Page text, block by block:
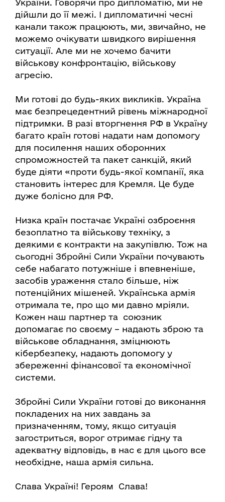
України. Говорячи про дипломатію, ми не
дійшли до її межі. І дипломатичні чесні
канали також працюють, ми, звичайно, не
можемо очікувати швидкого вирішення
ситуації. Але ми не хочемо бачити
військову конфронтацію, військову
агресію.
Ми готові до будь-яких викликів. Україна
має безпрецедентний рівень міжнародної
підтримки. В разі вторгнення РФ в Україну
багато країн готові надати нам допомогу
для посилення наших оборонних
спроможностей та пакет санкцій, який
буде діяти «проти будь-якої компанії, яка
становить інтерес для Кремля. Це буде
дуже болісно для РФ.
Низка країн постачає Україні озброєння
безоплатно та військову техніку, з
деякими є контракти на закупівлю. Тож на
сьогодні Збройні Сили України почувають
себе набагато потужніше і впевненіше,
засобів ураження стало більше, ніж
потенційних мішеней. Українська армія
отримала те, про що ми давно мріяли.
Кожен наш партнер та союзник
допомагає по своєму – надають зброю та
військове обладнання, зміцнюють
кібербезпеку, надають допомогу у
збереженні фінансової та економічної
системи.
Збройні Сили України готові до виконання
покладених на них завдань за
призначенням, тому, якщо ситуація
загостриться, ворог отримає гідну та
адекватну відповідь, в нас є для цього все
необхідне, наша армія сильна.
Слава Україні! Героям Слава!